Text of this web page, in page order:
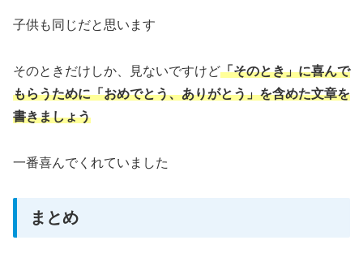
子供も同じだと思います
そのときだけしか、見ないですけど「そのとき」に喜んで
もらうために「おめでとう、ありがとう」を含めた文章を
書きましょう
一番喜んでくれていました
まとめ